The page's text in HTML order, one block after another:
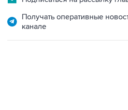
Получать оперативные
канале